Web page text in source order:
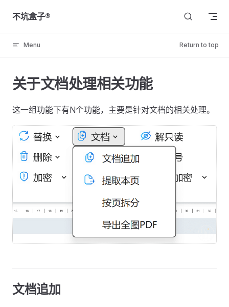
Skip to content
不坑盒子®
Menu Return to top
关于文档处理相关功能
这一组功能下有N个功能，主要是针对文档的相关处理。
文档追加